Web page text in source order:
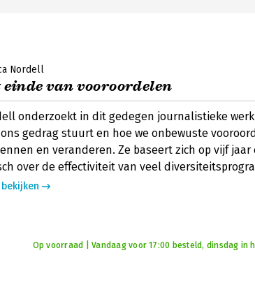
Nordell
einde van vooroordelen
onderzoekt in dit gedegen journalistieke
gedrag stuurt en hoe we onbewuste
en veranderen. Ze baseert zich op vijf jaar
over de effectiviteit van veel
bekijken
Op voorraad | Vandaag voor 17:00 besteld, dinsdag in